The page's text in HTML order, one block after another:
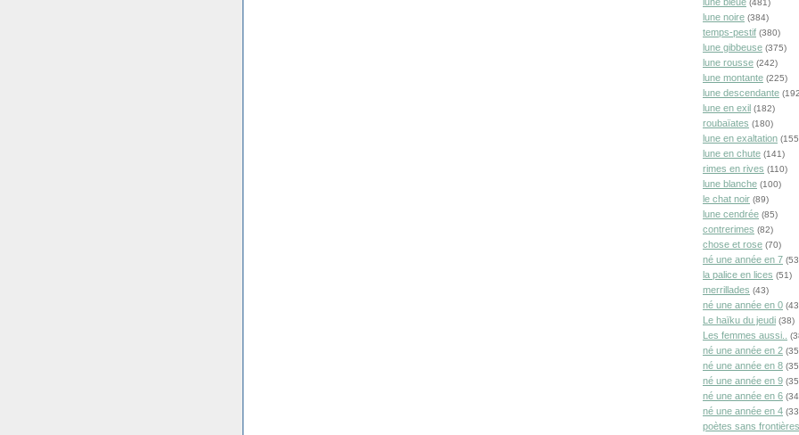
(481)
lune noire (384)
temps-pestif (380)
lune gibbeuse (375)
lune rousse (242)
lune montante (225)
lune descendante
lune en exil (182)
roubaïates (180)
lune en exaltation
lune en chute (141)
rimes en rives (110)
lune blanche (100)
le chat noir (89)
lune cendrée (85)
contrerimes (82)
chose et rose (70)
né une année en 7
la palice en lices (51)
merrillades (43)
né une année en 0
Le haïku du jeudi (38)
Les femmes aussi..
né une année en 2
né une année en 8
né une année en 9
né une année en 6
né une année en 4
poètes sans frontières